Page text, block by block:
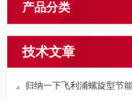
产品分类
技术文章
归纳一下飞利浦螺旋型节